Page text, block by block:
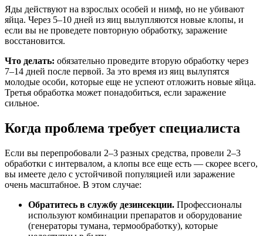
Яды действуют на взрослых особей и нимф, но не убивают
яйца. Через 5–10 дней из яиц вылупляются новые клопы, и
если вы не проведете повторную обработку, заражение
восстановится.
Что делать: обязательно проведите вторую обработку через
7–14 дней после первой. За это время из яиц вылупятся
молодые особи, которые еще не успеют отложить новые яйца.
Третья обработка может понадобиться, если заражение
сильное.
Когда проблема требует специалиста
Если вы перепробовали 2–3 разных средства, провели 2–3
обработки с интервалом, а клопы все еще есть — скорее всего,
вы имеете дело с устойчивой популяцией или заражение
очень масштабное. В этом случае:
Обратитесь в службу дезинсекции. Профессионалы
используют комбинации препаратов и оборудование
(генераторы тумана, термообработку), которые